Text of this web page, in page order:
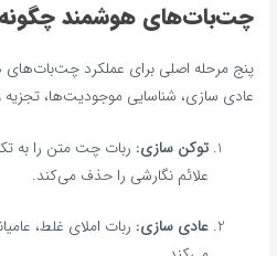
چت‌بات‌های هوشمند چگونه
پنج مرحله اصلی برای عملکرد
عادی سازی، شناسایی موجودیت‌ها،
توکن سازی: ربات چت متن را به
علائم نگارشی را حذف می‌کند.
عادی سازی: ربات املای غلط،